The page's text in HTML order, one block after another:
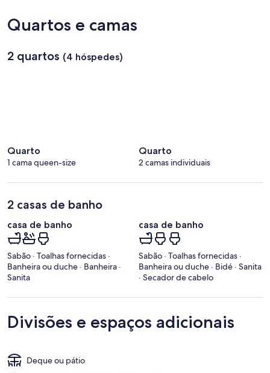
Quartos e camas
2 quartos (4 hóspedes)
Quarto
1 cama queen-size
Quarto
2 camas individuais
2 casas de banho
casa de banho
Sabão · Toalhas fornecidas ·
Banheira ou duche · Banheira ·
Sanita
casa de banho
Sabão · Toalhas fornecidas ·
Banheira ou duche · Bidé · Sanita
· Secador de cabelo
Divisões e espaços adicionais
Deque ou pátio